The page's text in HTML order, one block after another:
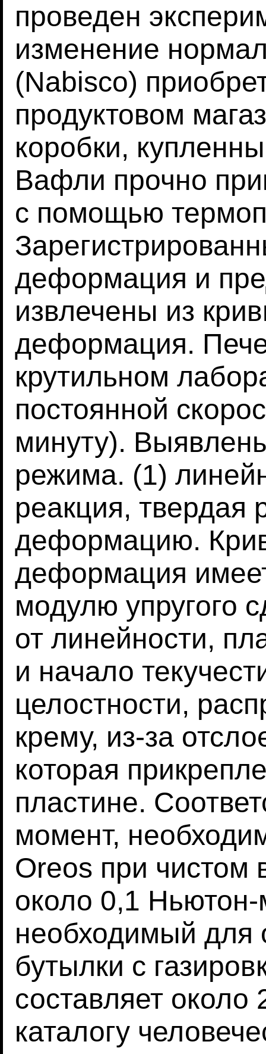
проведен
изменение
(Nabisco)
продуктовом
коробки,
Вафли прочно
с помощью
деформация и
извлечены из
деформация.
крутильном
постоянной
минуту).
режима. (1)
реакция, твердая
деформацию.
деформация
модулю упругого
от линейности,
и начало
целостности,
крему, из-за
которая
пластине.
момент,
Oreos при чистом
около 0,1
необходимый для
бутылки с
составляет
каталогу